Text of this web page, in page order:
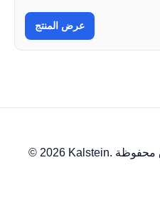
عرض المنتج